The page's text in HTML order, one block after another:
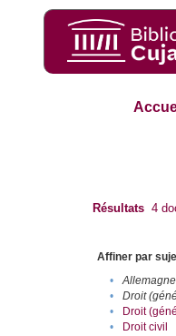
Résultats 4
Affiner par
•
Allemagne
•
Droit
•
Droit
•
Droit civil